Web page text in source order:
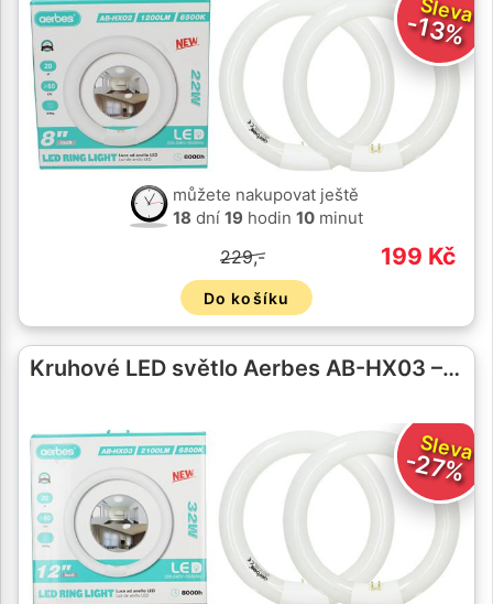
Sleva
-13%
můžete nakupovat ještě
18 dní 19 hodin 10 minut
199 Kč
229,-
Do košíku
Kruhové LED světlo Aerbes AB-HX03 –…
Sleva
-27%